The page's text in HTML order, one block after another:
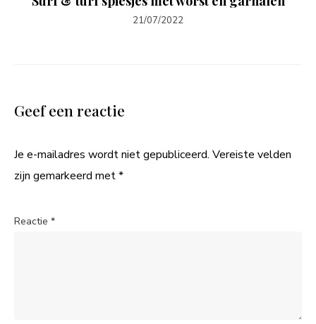
21/07/2022
Geef een reactie
Je e-mailadres wordt niet gepubliceerd. Vereiste velden
zijn gemarkeerd met*
Reactie *